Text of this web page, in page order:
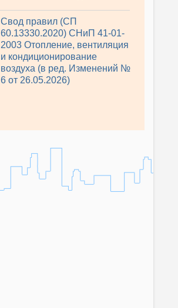
Свод правил (СП
60.13330.2020) СНиП 41-01-
2003 Отопление, вентиляция
и кондиционирование
воздуха (в ред. Изменений №
6 от 26.05.2026)